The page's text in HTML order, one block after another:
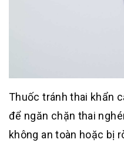
Thuốc tránh thai khẩn
để ngăn chặn thai
không an toàn hoặc bị